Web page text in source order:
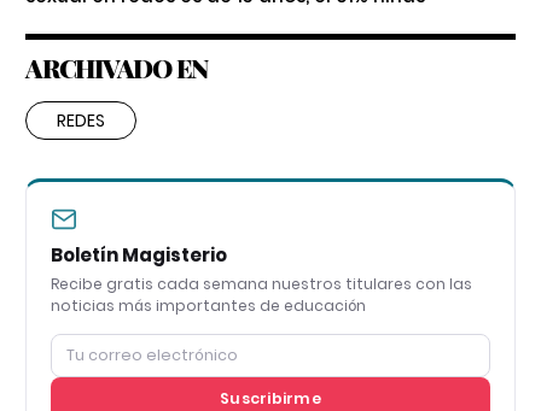
ARCHIVADO EN
REDES
Boletín Magisterio
Recibe gratis cada semana nuestros titulares con las
noticias más importantes de educación
Suscribirme